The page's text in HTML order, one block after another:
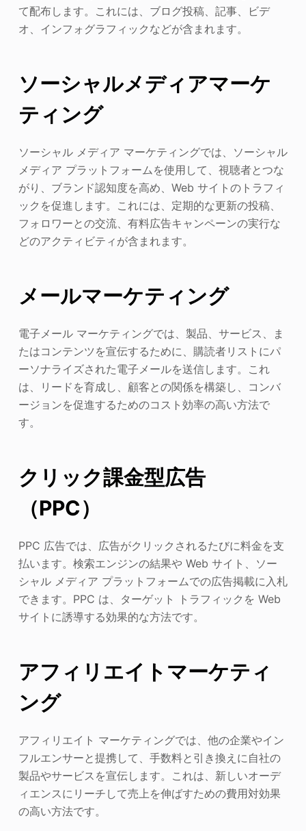
て配布します。これには、ブログ投稿、記事、ビデ
オ、インフォグラフィックなどが含まれます。
ソーシャルメディアマーケ
ティング
ソーシャル メディア マーケティングでは、ソーシャル
メディア プラットフォームを使用して、視聴者とつな
がり、ブランド認知度を高め、Web サイトのトラフィ
ックを促進します。これには、定期的な更新の投稿、
フォロワーとの交流、有料広告キャンペーンの実行な
どのアクティビティが含まれます。
メールマーケティング
電子メール マーケティングでは、製品、サービス、ま
たはコンテンツを宣伝するために、購読者リストにパ
ーソナライズされた電子メールを送信します。これ
は、リードを育成し、顧客との関係を構築し、コンバ
ージョンを促進するためのコスト効率の高い方法で
す。
クリック課金型広告
（PPC）
PPC 広告では、広告がクリックされるたびに料金を支
払います。検索エンジンの結果や Web サイト、ソー
シャル メディア プラットフォームでの広告掲載に入札
できます。PPC は、ターゲット トラフィックを Web
サイトに誘導する効果的な方法です。
アフィリエイトマーケティ
ング
アフィリエイト マーケティングでは、他の企業やイン
フルエンサーと提携して、手数料と引き換えに自社の
製品やサービスを宣伝します。これは、新しいオーデ
ィエンスにリーチして売上を伸ばすための費用対効果
の高い方法です。